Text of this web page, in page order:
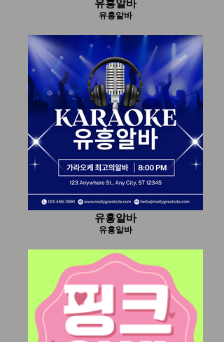
유흥알바
유흥알바
유흥알바
유흥알바